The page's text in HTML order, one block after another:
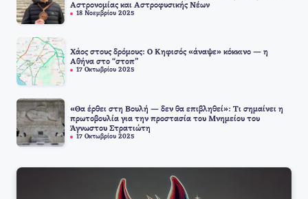
Αστρονομίας και Αστροφυσικής Νέων
18 Νοεμβρίου 2025
Χάος στους δρόμους: Ο Κηφισός «άναψε» κόκκινο — η
Αθήνα στο “στοπ”
17 Οκτωβρίου 2025
«Θα έρθει στη Βουλή — δεν θα επιβληθεί»: Τι σημαίνει η
πρωτοβουλία για την προστασία του Μνημείου του
Άγνωστου Στρατιώτη
17 Οκτωβρίου 2025